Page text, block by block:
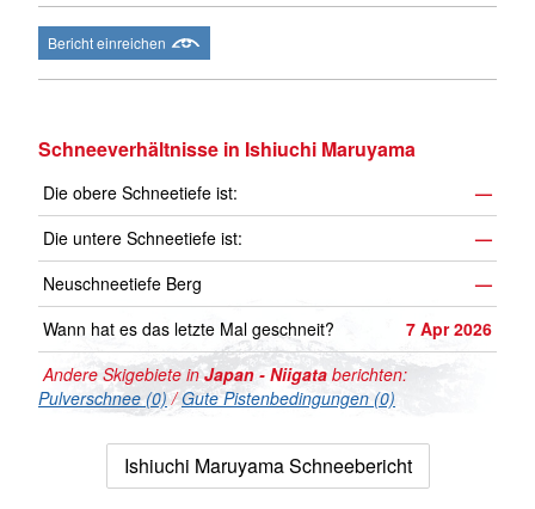
Bericht einreichen
Schneeverhältnisse in Ishiuchi Maruyama
Die obere Schneetiefe ist:
—
Die untere Schneetiefe ist:
—
Neuschneetiefe Berg
—
Wann hat es das letzte Mal geschneit?
7 Apr 2026
Andere Skigebiete inJapan - Niigata berichten:
Pulverschnee (0)/Gute Pistenbedingungen (0)
Ishiuchi Maruyama Schneebericht